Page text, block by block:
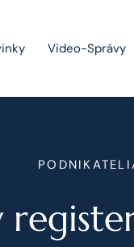
Video-Správy
spoločností